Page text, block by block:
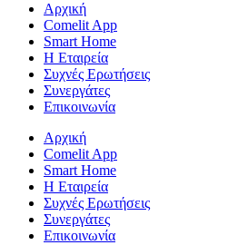
Αρχική
Comelit App
Smart Home
Η Εταιρεία
Συχνές Ερωτήσεις
Συνεργάτες
Επικοινωνία
Αρχική
Comelit App
Smart Home
Η Εταιρεία
Συχνές Ερωτήσεις
Συνεργάτες
Επικοινωνία